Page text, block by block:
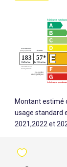
Montant estimé
usage standard
2021,2022 et